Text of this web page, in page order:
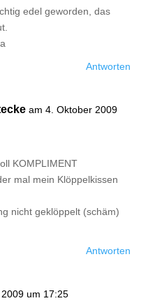
edel geworden, das
Antworten
am 4. Oktober 2009
KOMPLIMENT
mal mein Klöppelkissen
nicht geklöppelt (schäm)
Antworten
um 17:25